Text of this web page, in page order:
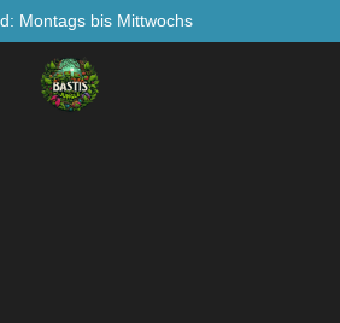
Montags bis Mittwochs